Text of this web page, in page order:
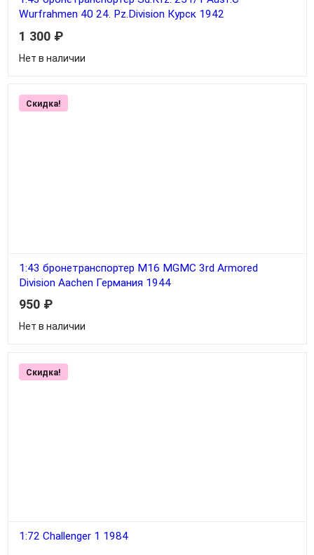
Wurfrahmen 40 24. Pz.Division Курск 1942
1 300 ₽
Нет в наличии
Скидка!
1:43 бронетранспортер M16 MGMC 3rd Armored
Division Aachen Германия 1944
950 ₽
Нет в наличии
Скидка!
1:72 Challenger 1 1984